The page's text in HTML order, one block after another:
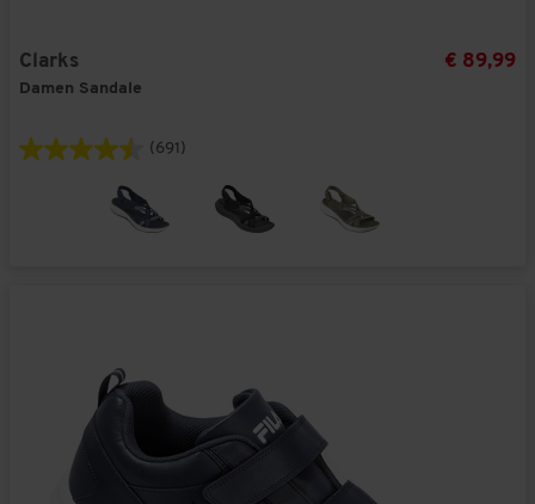
Clarks
Damen Sandale
€ 89,99
(691)